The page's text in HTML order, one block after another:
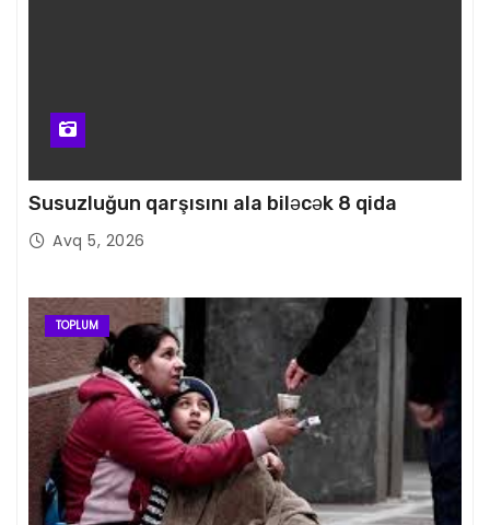
Susuzluğun qarşısını ala biləcək 8 qida
Avq 5, 2026
TOPLUM